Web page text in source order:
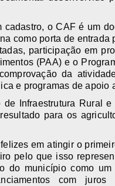
cadastro, o CAF é um
como porta de
participação em
(PAA) e o
da
e programas de apoio
de Infraestrutura Rural
para os
em atingir o
pelo que isso
do município como
com